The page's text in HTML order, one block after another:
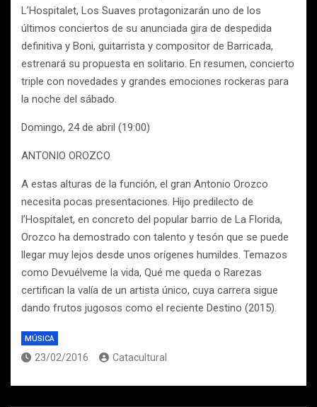
L’Hospitalet, Los Suaves protagonizarán uno de los
últimos conciertos de su anunciada gira de despedida
definitiva y Boni, guitarrista y compositor de Barricada,
estrenará su propuesta en solitario. En resumen, concierto
triple con novedades y grandes emociones rockeras para
la noche del sábado.
Domingo, 24 de abril (19:00)
ANTONIO OROZCO
A estas alturas de la función, el gran Antonio Orozco
necesita pocas presentaciones. Hijo predilecto de
l’Hospitalet, en concreto del popular barrio de La Florida,
Orozco ha demostrado con talento y tesón que se puede
llegar muy lejos desde unos orígenes humildes. Temazos
como Devuélveme la vida, Qué me queda o Rarezas
certifican la valía de un artista único, cuya carrera sigue
dando frutos jugosos como el reciente Destino (2015).
MÚSICA
23/02/2016 Catacultural